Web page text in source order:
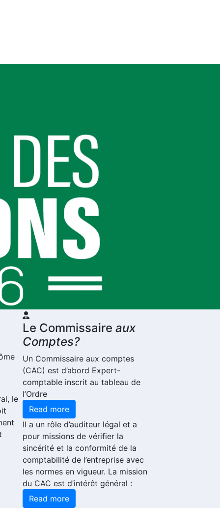
le
Le Commissaire aux
Comptes?
Un Commissaire aux comptes
(CAC) est d’abord Expert-
comptable inscrit au tableau de
l’Ordre
Read more
Il a un rôle d’auditeur légal et a
pour missions de vérifier la
sincérité et la conformité de la
comptabilité de l’entreprise avec
les normes en vigueur. La mission
du CAC est d’intérêt général :
Read more